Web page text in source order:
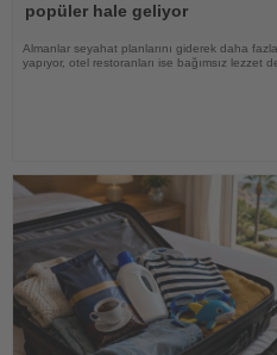
popüler hale geliyor
Almanlar seyahat planlarını giderek daha
yapıyor, otel restoranları ise bağımsız lezzet